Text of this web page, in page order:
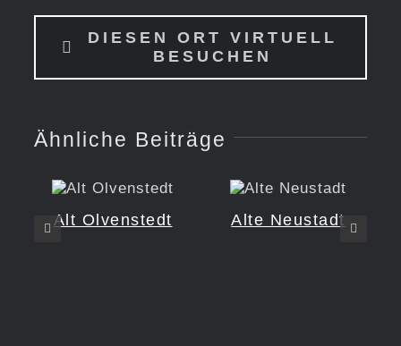
DIESEN ORT VIRTUELL
BESUCHEN
Ähnliche Beiträge
Alt Olvenstedt Alte Neustadt